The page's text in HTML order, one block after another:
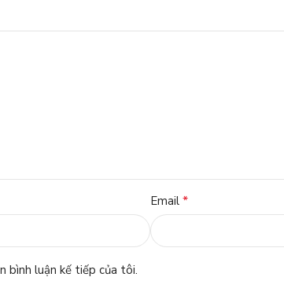
Email *
bình luận kế tiếp của tôi.